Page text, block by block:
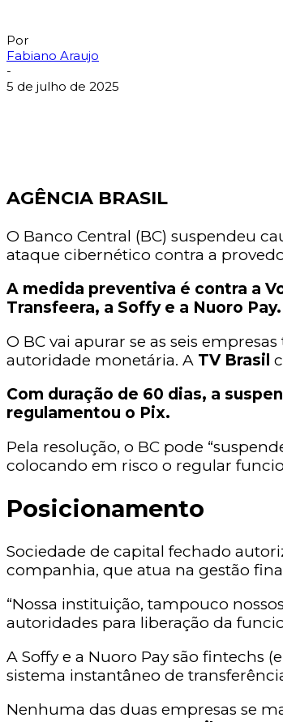
Por
Fabiano Araujo
-
5 de julho de 2025
AGÊNCIA BRASIL
O Banco Central (BC) suspendeu
ataque cibernético contra a
A medida preventiva é contra a
Transfeera, a Soffy e a Nuoro Pay.
O BC vai apurar se as seis
autoridade monetária. A TV Brasil
Com duração de 60 dias, a
regulamentou o Pix.
Pela resolução, o BC pode
colocando em risco o regular
Posicionamento
Sociedade de capital fechado
companhia, que atua na gestão
“Nossa instituição, tampouco
autoridades para liberação da
A Soffy e a Nuoro Pay são fintechs
sistema instantâneo de
Nenhuma das duas empresas se